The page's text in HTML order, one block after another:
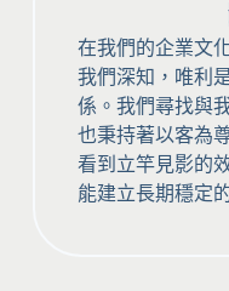
在我們的企業文
我們深知，唯利
係。我們尋找與
也秉持著以客為
看到立竿見影的
能建立長期穩定